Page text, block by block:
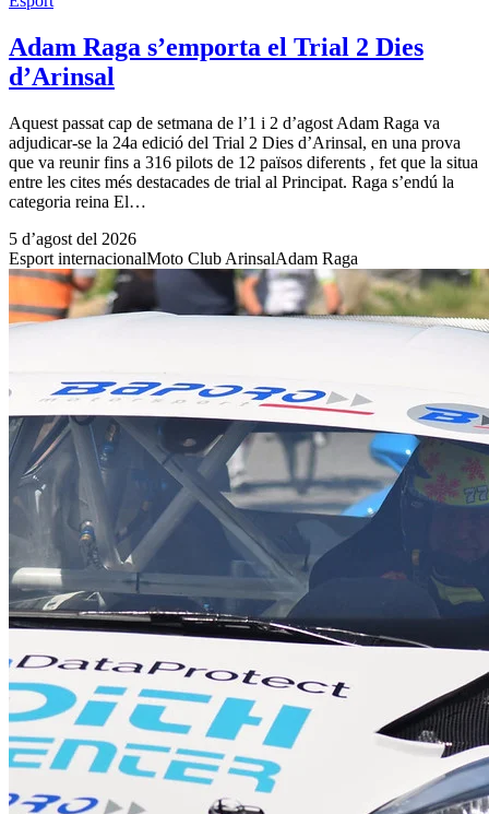
Adam Raga s’emporta el Trial 2 Dies
d’Arinsal
Aquest passat cap de setmana de l’1 i 2 d’agost Adam Raga va
adjudicar-se la 24a edició del Trial 2 Dies d’Arinsal, en una prova
que va reunir fins a 316 pilots de 12 països diferents , fet que la situa
entre les cites més destacades de trial al Principat. Raga s’endú la
categoria reina El…
5 d’agost del 2026
Esport internacionalMoto Club ArinsalAdam Raga